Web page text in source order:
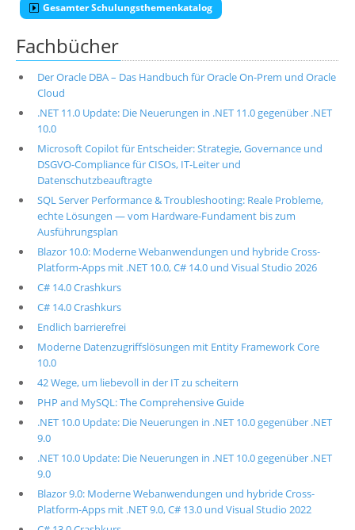
Gesamter Schulungsthemenkatalog
Fachbücher
Der Oracle DBA – Das Handbuch für Oracle On-Prem und Oracle
Cloud
.NET 11.0 Update: Die Neuerungen in .NET 11.0 gegenüber .NET
10.0
Microsoft Copilot für Entscheider: Strategie, Governance und
DSGVO-Compliance für CISOs, IT-Leiter und
Datenschutzbeauftragte
SQL Server Performance & Troubleshooting: Reale Probleme,
echte Lösungen — vom Hardware-Fundament bis zum
Ausführungsplan
Blazor 10.0: Moderne Webanwendungen und hybride Cross-
Platform-Apps mit .NET 10.0, C# 14.0 und Visual Studio 2026
C# 14.0 Crashkurs
C# 14.0 Crashkurs
Endlich barrierefrei
Moderne Datenzugriffslösungen mit Entity Framework Core
10.0
42 Wege, um liebevoll in der IT zu scheitern
PHP and MySQL: The Comprehensive Guide
.NET 10.0 Update: Die Neuerungen in .NET 10.0 gegenüber .NET
9.0
.NET 10.0 Update: Die Neuerungen in .NET 10.0 gegenüber .NET
9.0
Blazor 9.0: Moderne Webanwendungen und hybride Cross-
Platform-Apps mit .NET 9.0, C# 13.0 und Visual Studio 2022